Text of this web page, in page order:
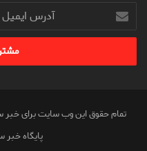
آدرس
ایمیل
خود
وارد
تمام حقوق این وب سایت برای
پایگاه